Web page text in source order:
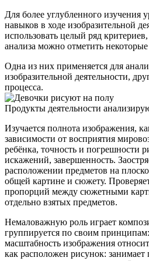
Для более углубленного изучения
навыков в ходе изобразительной
использовать целый ряд
анализа можно отметить
Одна из них применяется для
изобразительной деятельности,
процесса.
Продукты деятельности
Изучается полнота изображения,
зависимости от восприятия
ребёнка, точность и погрешности
искажений, завершенность.
расположении предметов на
общей картине и сюжету.
пропорций между сюжетными
отдельно взятых предметов.
Немаловажную роль играет
группируется по своим
масштабность изображения
как расположен рисунок: занимает